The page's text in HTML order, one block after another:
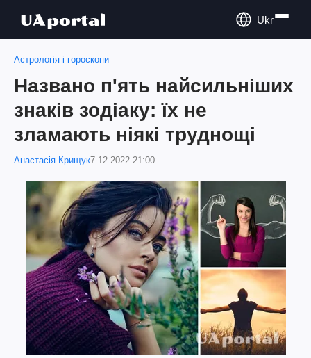
Ukr
Астрологія і гороскопи
Названо п'ять найсильніших
знаків зодіаку: їх не
зламають ніякі труднощі
Анастасія Крищук7.12.2022 21:00